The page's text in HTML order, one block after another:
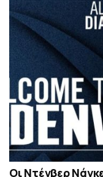
Οι Ντένβερ